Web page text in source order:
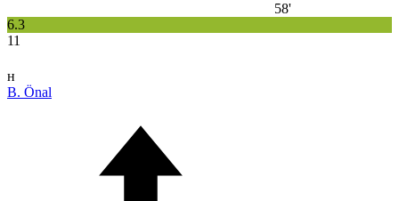
58'
6.3
11
н
B. Önal